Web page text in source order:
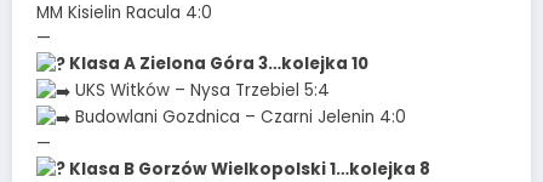
MM Kisielin Racula 4:0
—
Klasa A Zielona Góra 3…kolejka 10
UKS Witków – Nysa Trzebiel 5:4
Budowlani Gozdnica – Czarni Jelenin 4:0
—
Klasa B Gorzów Wielkopolski 1…kolejka 8